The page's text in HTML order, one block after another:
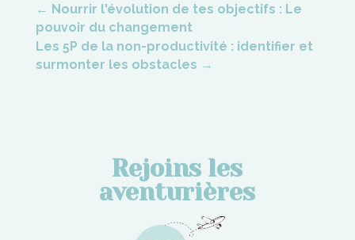
← Nourrir l'évolution de tes objectifs : Le
pouvoir du changement
Les 5P de la non-productivité : identifier et
surmonter les obstacles →
Rejoins les
aventurières